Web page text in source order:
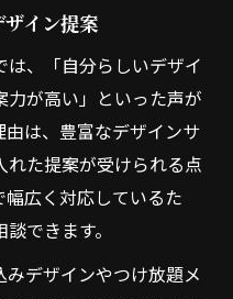
イン提案
、「自分らしいデザイ
力が高い」といった声が
は、豊富なデザインサ
れた提案が受けられる点
広く対応しているた
できます。
デザインやつけ放題メ